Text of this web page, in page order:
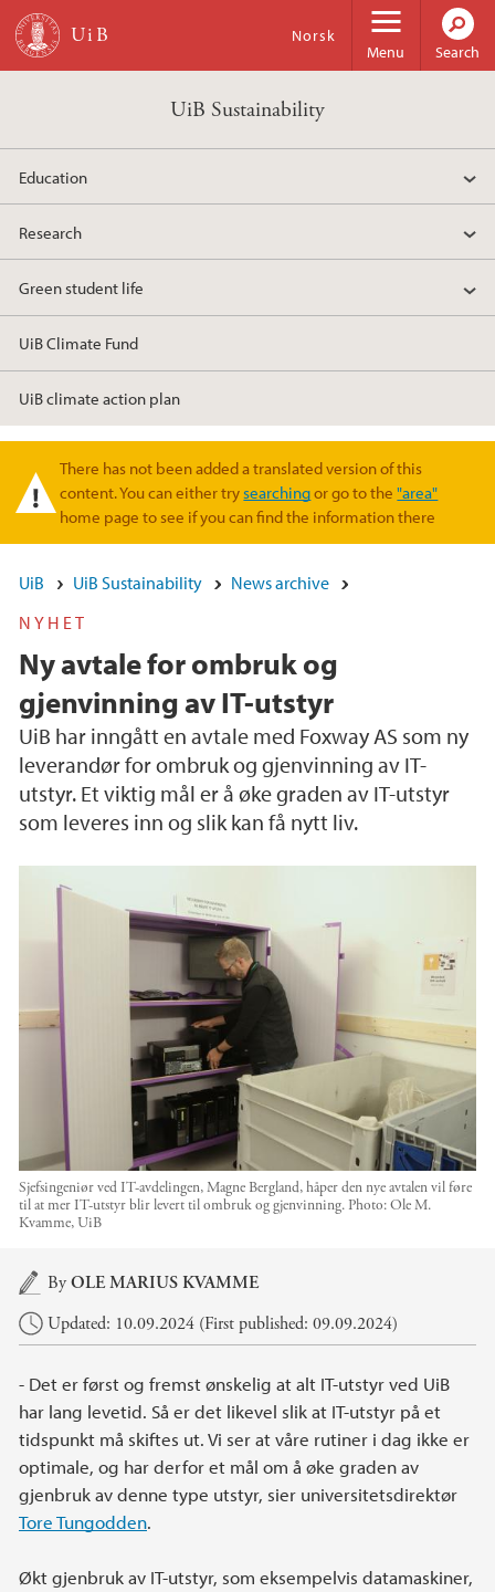
Skip to main content
Menu
Norsk
Search
UiB Sustainability
Education
Research
Green student life
UiB Climate Fund
UiB climate action plan
Warning message
There has not been added a translated version of this
content. You can either trysearchingor go to the"area"
home page to see if you can find the information there
UiB UiB Sustainability
News archive
NYHET
Ny avtale for ombruk og
gjenvinning av IT-utstyr
UiB har inngått en avtale med Foxway AS som ny
leverandør for ombruk og gjenvinning av IT-
utstyr. Et viktig mål er å øke graden av IT-utstyr
som leveres inn og slik kan få nytt liv.
Sjefsingeniør ved IT-avdelingen, Magne Bergland, håper den nye avtalen vil føre
til at mer IT-utstyr blir levert til ombruk og gjenvinning. Photo:Ole M.
Kvamme, UiB
Main content
ByOLE MARIUS KVAMME
Updated: 10.09.2024 (First published: 09.09.2024)
- Det er først og fremst ønskelig at alt IT-utstyr ved UiB
har lang levetid. Så er det likevel slik at IT-utstyr på et
tidspunkt må skiftes ut. Vi ser at våre rutiner i dag ikke er
optimale, og har derfor et mål om å øke graden av
gjenbruk av denne type utstyr, sier universitetsdirektør
Tore Tungodden.
Økt gjenbruk av IT-utstyr, som eksempelvis datamaskiner,